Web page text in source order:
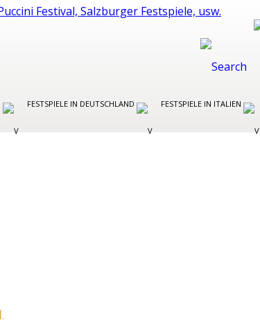
FESTSPIELE IN DEUTSCHLAND FESTSPIELE IN ITALIEN